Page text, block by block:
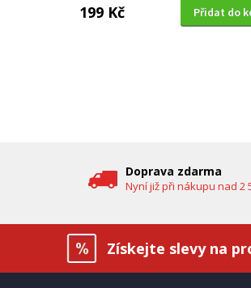
199 Kč Přidat do
Doprava zdarma
Nyní již při nákupu nad 2
Získejte slevy na